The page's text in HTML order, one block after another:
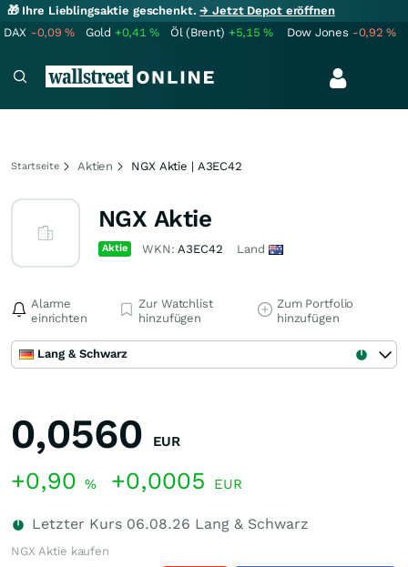
🎁 Ihre Lieblingsaktie geschenkt.→ Jetzt Depot eröffnen
DAX -0,09% Gold +0,41% Öl (Brent) +5,15% Dow Jones -0,92%
Startseite Aktien NGX Aktie | A3EC42
NGX Aktie
Aktie WKN:A3EC42 Land
Alarme
einrichten
Zur Watchlist
hinzufügen
Zum Portfolio
hinzufügen
Lang & Schwarz
0,0560 EUR
+0,90 % +0,0005 EUR
Letzter Kurs 06.08.26 Lang & Schwarz
NGX Aktie kaufen